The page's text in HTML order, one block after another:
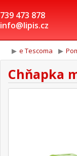
739 473 878
info@lipis.cz
e Tescoma
Chňapka